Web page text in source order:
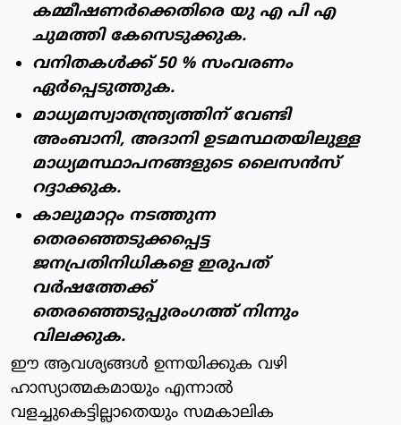
കമ്മീഷണർക്കെതിരെ യു എ പി എ
ചുമത്തി കേസെടുക്കുക.
വനിതകൾക്ക് 50 % സംവരണം
ഏർപ്പെടുത്തുക.
മാധ്യമസ്വാതന്ത്ര്യത്തിന് വേണ്ടി
അംബാനി, അദാനി ഉടമസ്ഥതയിലുള്ള
മാധ്യമസ്ഥാപനങ്ങളുടെ ലൈസൻസ്
റദ്ദാക്കുക.
കാലുമാറ്റം നടത്തുന്ന
തെരഞ്ഞെടുക്കപ്പെട്ട
ജനപ്രതിനിധികളെ ഇരുപത്
വർഷത്തേക്ക്
തെരഞ്ഞെടുപ്പുരംഗത്ത് നിന്നും
വിലക്കുക.
ഈ ആവശ്യങ്ങൾ ഉന്നയിക്കുക വഴി
ഹാസ്യാത്മകമായും എന്നാൽ
വളച്ചുകെട്ടില്ലാതെയും സമകാലിക